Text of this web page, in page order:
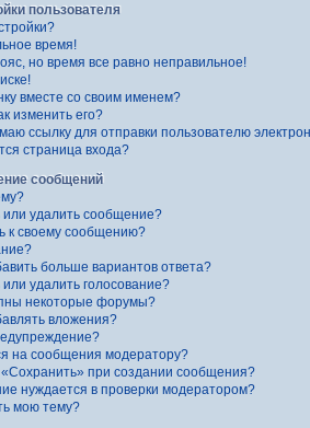
пользователя
время!
но время все равно неправильное!
вместе со своим именем?
изменить его?
ссылку для отправки пользователю
страница входа?
сообщений
или удалить сообщение?
к своему сообщению?
больше вариантов ответа?
или удалить голосование?
некоторые форумы?
вложения?
на сообщения модератору?
«Сохранить» при создании сообщения?
нуждается в проверки модератором?
мою тему?